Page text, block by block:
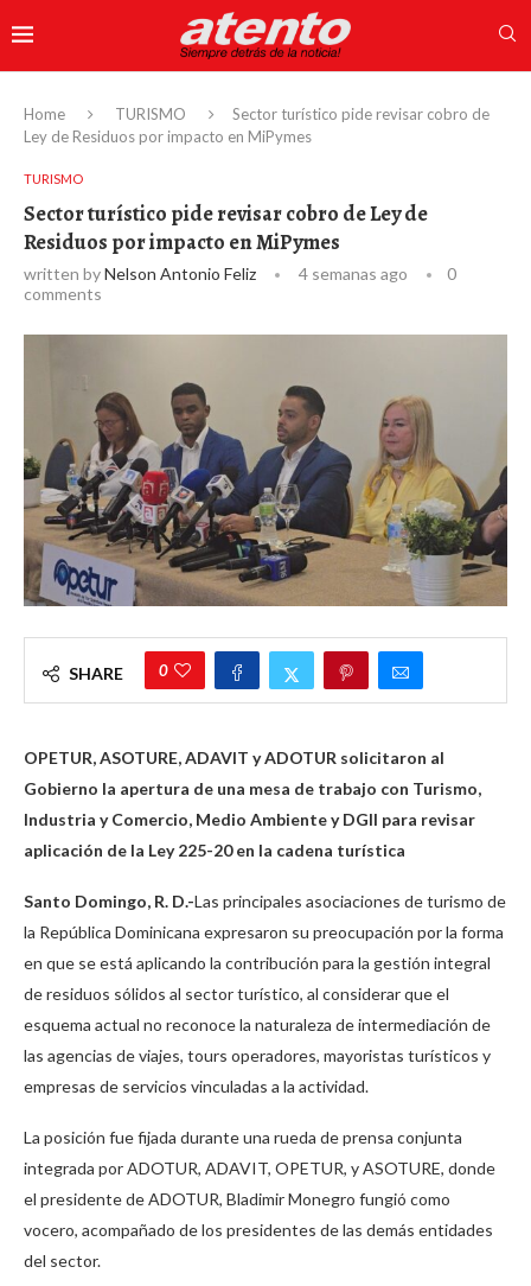
Home TURISMO
Sector turístico pide revisar cobro de
Ley de Residuos por impacto en MiPymes
TURISMO
Sector turístico pide revisar cobro de Ley de
Residuos por impacto en MiPymes
written byNelson Antonio Feliz 4 semanas ago
0
comments
SHARE 0
OPETUR, ASOTURE, ADAVIT y ADOTUR solicitaron al
Gobierno la apertura de una mesa de trabajo con Turismo,
Industria y Comercio, Medio Ambiente y DGII para revisar
aplicación de la Ley 225-20 en la cadena turística
Santo Domingo, R. D.-Las principales asociaciones de turismo de
la República Dominicana expresaron su preocupación por la forma
en que se está aplicando la contribución para la gestión integral
de residuos sólidos al sector turístico, al considerar que el
esquema actual no reconoce la naturaleza de intermediación de
las agencias de viajes, tours operadores, mayoristas turísticos y
empresas de servicios vinculadas a la actividad.
La posición fue fijada durante una rueda de prensa conjunta
integrada por ADOTUR, ADAVIT, OPETUR, y ASOTURE, donde
el presidente de ADOTUR, Bladimir Monegro fungió como
vocero, acompañado de los presidentes de las demás entidades
del sector.